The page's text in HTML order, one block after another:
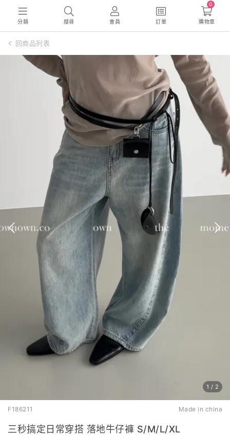
分類 搜尋 會員 訂單
0
購物車
回商品列表
1 / 2
F186211 Made in china
三秒搞定日常穿搭 落地牛仔褲 S/M/L/XL